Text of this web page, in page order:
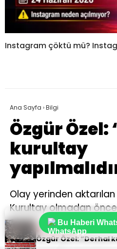
Instagram çöktü mü?
Sıradaki Haber
Ana Sayfa ›Bilgi
Özgür Özel:
kurultay
Olay yerinden
Kurultay olmadan
genel başkanın kim
CHP’li karar versin.
Bu Haberi